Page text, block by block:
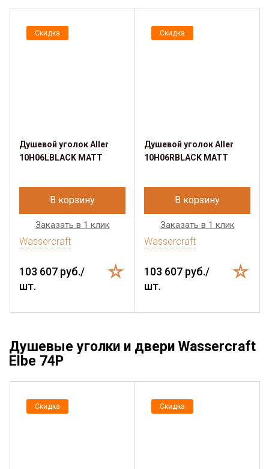
Скидка
Душевой уголок Aller
10H06LBLACK MATT
В корзину
Заказать в 1 клик
Wassercraft
103 607 руб./
шт.
Скидка
Душевой уголок Aller
10H06RBLACK MATT
В корзину
Заказать в 1 клик
Wassercraft
103 607 руб./
шт.
Душевые уголки и двери Wassercraft
Elbe 74P
Скидка Скидка